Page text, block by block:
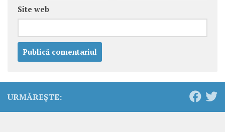
Site web
URMĂREȘTE: